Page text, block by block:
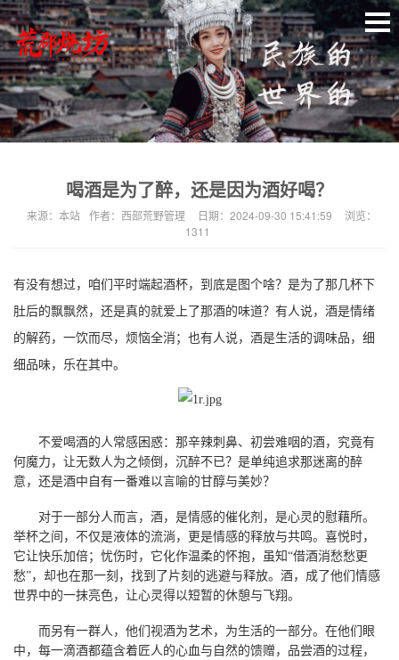
喝酒是为了醉，还是因为酒好喝？
来源： 本站 作者： 西部荒野管理 日期： 2024-09-30 15:41:59
浏览：
1311
有没有想过，咱们平时端起酒杯，到底是图个啥？是为了那几杯下
肚后的飘飘然，还是真的就爱上了那酒的味道？有人说，酒是情绪
的解药，一饮而尽，烦恼全消；也有人说，酒是生活的调味品，细
细品味，乐在其中。
不爱喝酒的人常感困惑：那辛辣刺鼻、初尝难咽的酒，究竟有
何魔力，让无数人为之倾倒，沉醉不已？是单纯追求那迷离的醉
意，还是酒中自有一番难以言喻的甘醇与美妙？
对于一部分人而言，酒，是情感的催化剂，是心灵的慰藉所。
举杯之间，不仅是液体的流淌，更是情感的释放与共鸣。喜悦时，
它让快乐加倍；忧伤时，它化作温柔的怀抱，虽知“借酒消愁愁更
愁”，却也在那一刻，找到了片刻的逃避与释放。酒，成了他们情感
世界中的一抹亮色，让心灵得以短暂的休憩与飞翔。
而另有一群人，他们视酒为艺术，为生活的一部分。在他们眼
中，每一滴酒都蕴含着匠人的心血与自然的馈赠，品尝酒的过程，